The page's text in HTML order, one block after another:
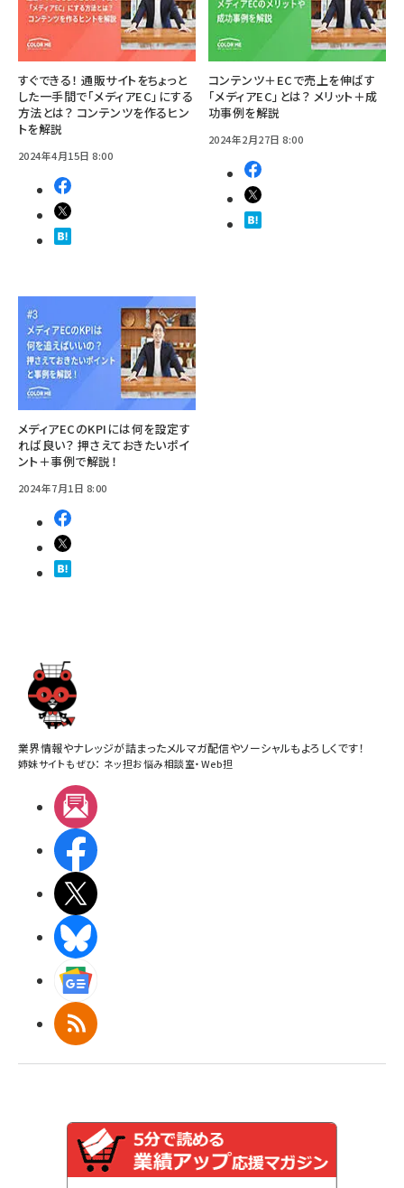
すぐできる！ 通販サイトをちょっと
した一手間で「メディアEC」にする
方法とは？ コンテンツを作るヒン
トを解説
2024年4月15日 8:00
コンテンツ＋ECで売上を伸ばす
「メディアEC」とは？ メリット＋成
功事例を解説
2024年2月27日 8:00
メディアECのKPIには何を設定す
れば良い？ 押さえておきたいポイ
ント＋事例で解説！
2024年7月1日 8:00
業界情報やナレッジが詰まったメルマガ配信やソーシャルもよろしくです！
姉妹サイトもぜひ： ネッ担お悩み相談室・Web担
RSS